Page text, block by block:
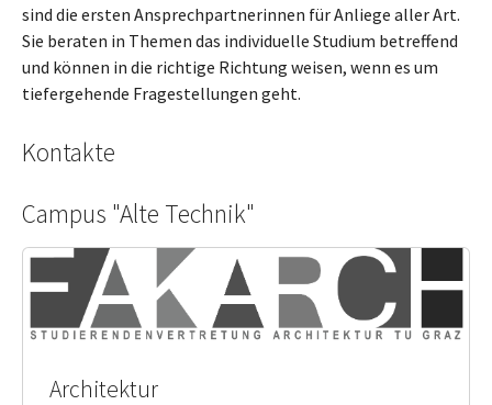
sind die ersten Ansprechpartnerinnen für Anliege aller Art.
Sie beraten in Themen das individuelle Studium betreffend
und können in die richtige Richtung weisen, wenn es um
tiefergehende Fragestellungen geht.
Kontakte
Campus "Alte Technik"
Architektur